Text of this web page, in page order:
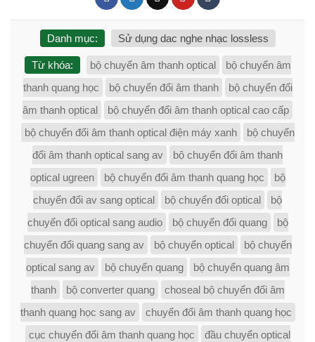
Danh mục: Sử dụng dac nghe nhạc lossless
Từ khóa: bộ chuyển âm thanh optical
bộ chuyển âm
thanh quang học
bộ chuyển đổi âm thanh
bộ chuyển đổi
âm thanh optical
bộ chuyển đổi âm thanh optical cao cấp
bộ chuyển đổi âm thanh optical điện máy xanh
bộ chuyển
đổi âm thanh optical sang av
bộ chuyển đổi âm thanh
optical ugreen
bộ chuyển đổi âm thanh quang học
bộ
chuyển đổi av sang optical
bộ chuyển đổi optical
bộ
chuyển đổi optical sang audio
bộ chuyển đổi quang
bộ
chuyển đổi quang sang av
bộ chuyển optical
bộ chuyển
optical sang av
bộ chuyển quang
bộ chuyển quang âm
thanh
bộ converter quang
choseal bộ chuyển đổi âm
thanh quang học sang av
chuyển đổi âm thanh quang học
cục chuyển đổi âm thanh quang học
đầu chuyển optical